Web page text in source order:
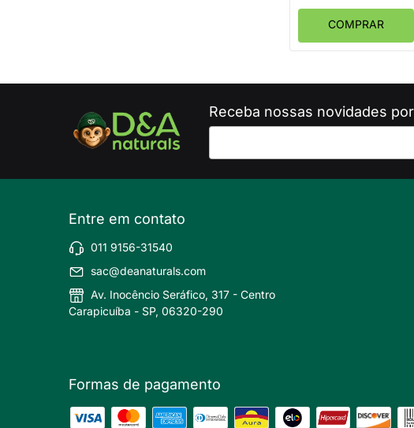
COMPRAR
Receba nossas novidades
Entre em contato
011 9156-31540
sac@deanaturals.com
Av. Inocêncio Seráfico, 317 - Centro
Carapicuíba - SP, 06320-290
Formas de pagamento